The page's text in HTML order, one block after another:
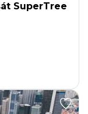
SuperTree